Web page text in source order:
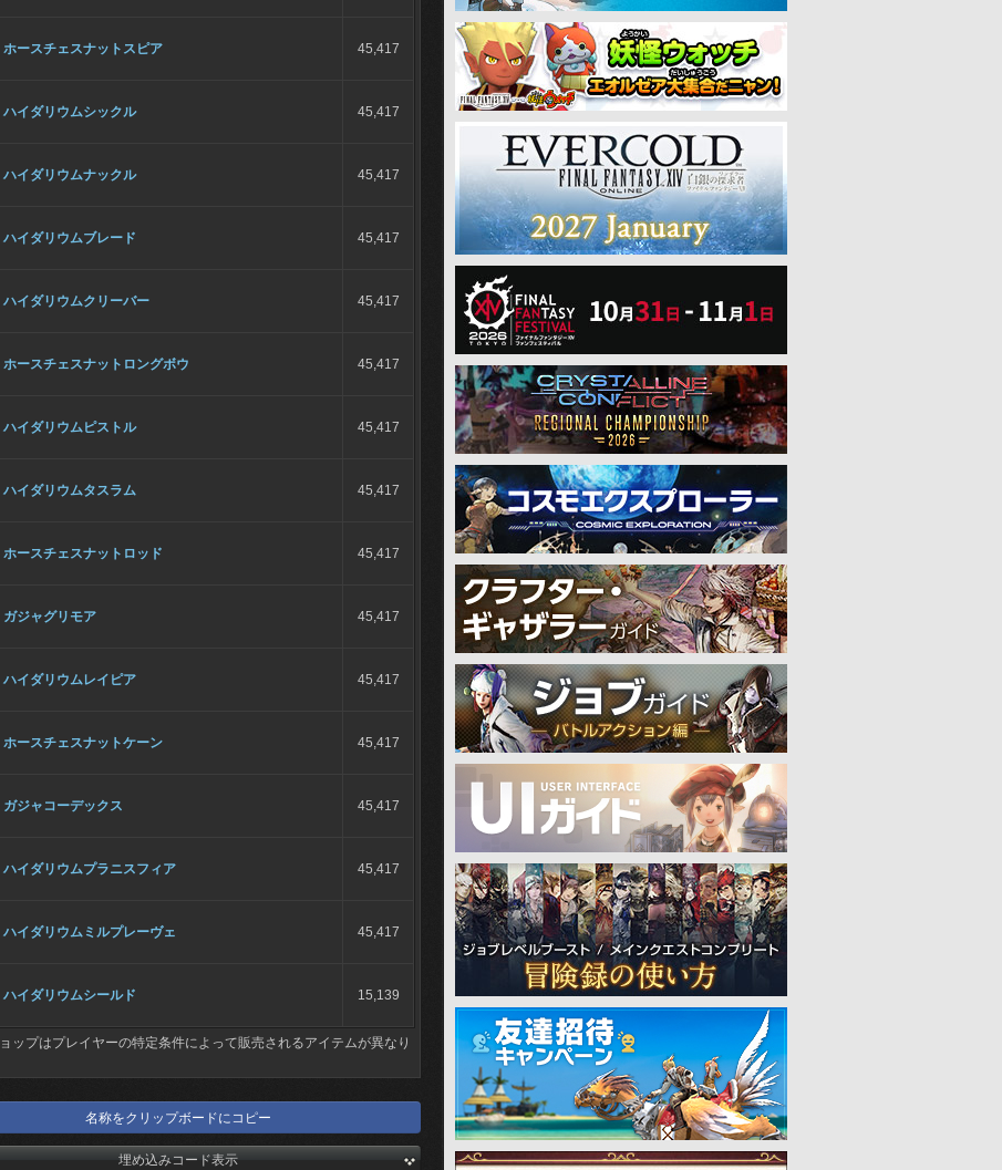
ホースチェスナットスピア 45,417
ハイダリウムシックル 45,417
ハイダリウムナックル 45,417
ハイダリウムブレード 45,417
ハイダリウムクリーバー 45,417
ホースチェスナットロングボウ 45,417
ハイダリウムピストル 45,417
ハイダリウムタスラム 45,417
ホースチェスナットロッド 45,417
ガジャグリモア 45,417
ハイダリウムレイピア 45,417
ホースチェスナットケーン 45,417
ガジャコーデックス 45,417
ハイダリウムプラニスフィア 45,417
ハイダリウムミルプレーヴェ 45,417
ハイダリウムシールド 15,139
ップはプレイヤーの特定条件によって販売されるアイテムが異なり
名称をクリップボードにコピー
埋め込みコード表示